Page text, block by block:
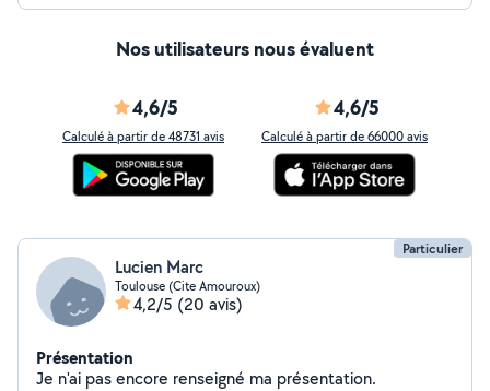
Nos utilisateurs nous évaluent
4,6/5
Calculé à partir de 48731 avis
4,6/5
Calculé à partir de 66000 avis
Particulier
Lucien Marc
Toulouse (Cite Amouroux)
4,2/5 (20 avis)
Présentation
Je n'ai pas encore renseigné ma présentation.